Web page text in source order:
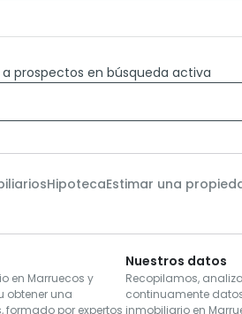
prospectos en búsqueda activa
HipotecaEstimar una
en Marruecos y
obtener una
formado por expertos
Nuestros datos
Recopilamos,
continuamente
inmobiliario en